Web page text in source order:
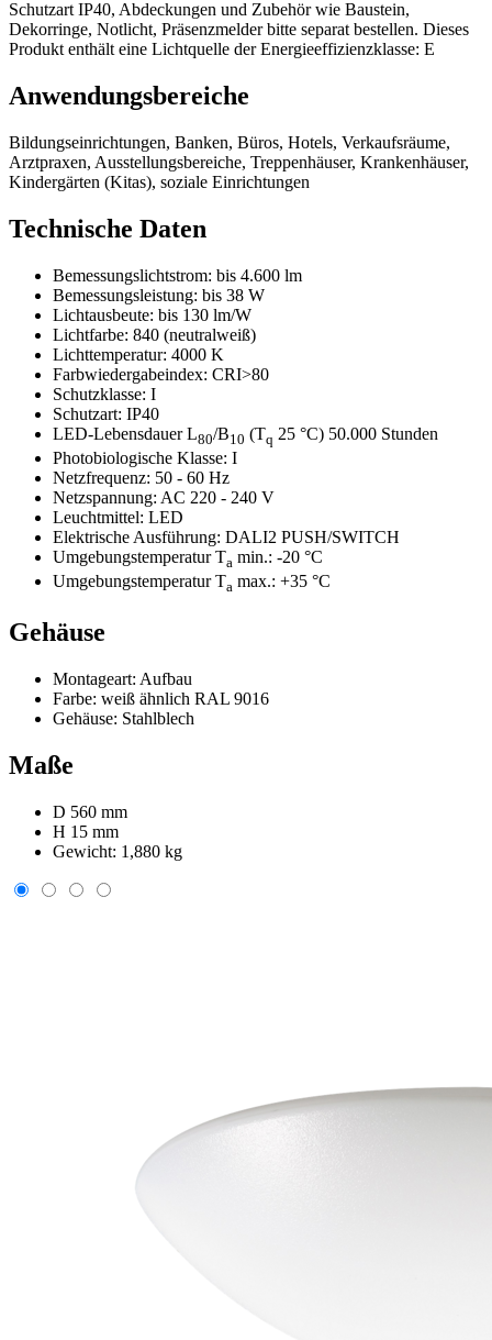
Schutzart IP40, Abdeckungen und Zubehör wie Baustein,
Dekorringe, Notlicht, Präsenzmelder bitte separat bestellen. Dieses
Produkt enthält eine Lichtquelle der Energieeffizienzklasse: E
Anwendungsbereiche
Bildungseinrichtungen, Banken, Büros, Hotels, Verkaufsräume,
Arztpraxen, Ausstellungsbereiche, Treppenhäuser, Krankenhäuser,
Kindergärten (Kitas), soziale Einrichtungen
Technische Daten
Bemessungslichtstrom: bis 4.600 lm
Bemessungsleistung: bis 38 W
Lichtausbeute: bis 130 lm/W
Lichtfarbe: 840 (neutralweiß)
Lichttemperatur: 4000 K
Farbwiedergabeindex: CRI>80
Schutzklasse: I
Schutzart: IP40
LED-Lebensdauer L80/B10 (Tq 25 °C) 50.000 Stunden
Photobiologische Klasse: I
Netzfrequenz: 50 - 60 Hz
Netzspannung: AC 220 - 240 V
Leuchtmittel: LED
Elektrische Ausführung: DALI2 PUSH/SWITCH
Umgebungstemperatur Ta min.: -20 °C
Umgebungstemperatur Ta max.: +35 °C
Gehäuse
Montageart: Aufbau
Farbe: weiß ähnlich RAL 9016
Gehäuse: Stahlblech
Maße
D 560 mm
H 15 mm
Gewicht: 1,880 kg